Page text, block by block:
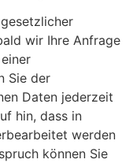
wir Ihre Anfrage
Sie der
Daten jederzeit
hin, dass in
werden
können Sie